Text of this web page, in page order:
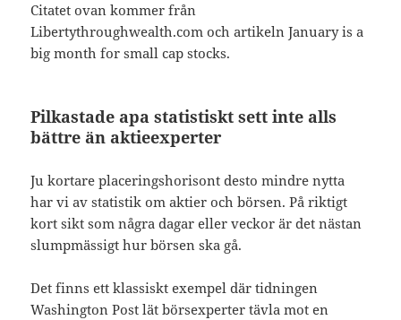
Citatet ovan kommer från
Libertythroughwealth.com och artikeln January is a
big month for small cap stocks.
Pilkastade apa statistiskt sett inte alls
bättre än aktieexperter
Ju kortare placeringshorisont desto mindre nytta
har vi av statistik om aktier och börsen. På riktigt
kort sikt som några dagar eller veckor är det nästan
slumpmässigt hur börsen ska gå.
Det finns ett klassiskt exempel där tidningen
Washington Post lät börsexperter tävla mot en